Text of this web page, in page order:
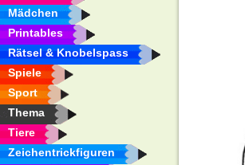
Mädchen
Printables
Rätsel & Knobelspass
Spiele
Sport
Thema
Tiere
Zeichentrickfiguren